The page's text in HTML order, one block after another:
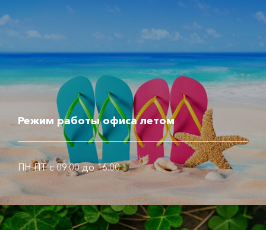
Режим работы офиса летом
ПН-ПТ с 09.00 до 16.00